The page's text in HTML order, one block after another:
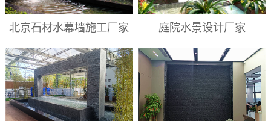
北京石材水幕墙施工厂家 庭院水景设计厂家